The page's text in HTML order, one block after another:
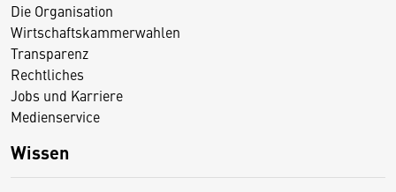
Die Organisation
Wirtschaftskammerwahlen
Transparenz
Rechtliches
Jobs und Karriere
Medienservice
Wissen